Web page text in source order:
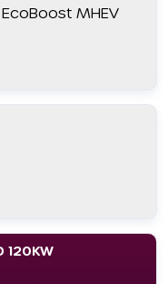
120KW